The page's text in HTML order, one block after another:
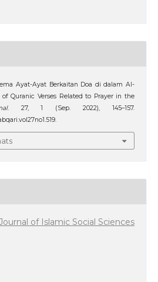
Ayat-Ayat Berkaitan Doa di dalam Al-
Quranic Verses Related to Prayer in the
. 27, 1 (Sep. 2022), 145–157.
of Islamic Social Sciences